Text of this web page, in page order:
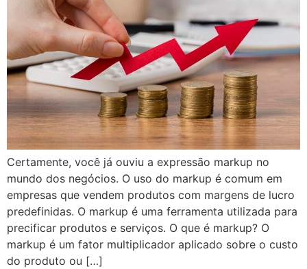
Certamente, você já ouviu a expressão markup no
mundo dos negócios. O uso do markup é comum em
empresas que vendem produtos com margens de lucro
predefinidas. O markup é uma ferramenta utilizada para
precificar produtos e serviços. O que é markup? O
markup é um fator multiplicador aplicado sobre o custo
do produto ou […]